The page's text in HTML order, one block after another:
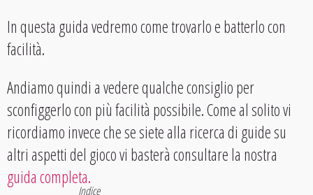
In questa guida vedremo come trovarlo e batterlo con
facilità.
Andiamo quindi a vedere qualche consiglio per
sconfiggerlo con più facilità possibile. Come al solito vi
ricordiamo invece che se siete alla ricerca di guide su
altri aspetti del gioco vi basterà consultare la nostra
guida completa.